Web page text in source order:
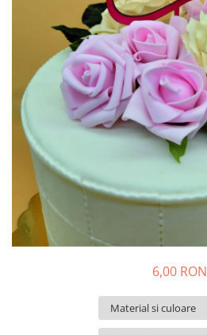
Rame/trofee diverse meserii
Indragostiti
Cadouri pentru dascali
Religioase
Alte obiecte decorative
Evenimente speciale
Aniversari
Aranjamente baloane
Lumanari pentru tort
Propsuri si ghirlande
6,00 RON